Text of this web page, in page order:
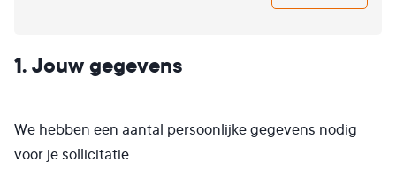
1. Jouw gegevens
We hebben een aantal persoonlijke gegevens nodig
voor je sollicitatie.